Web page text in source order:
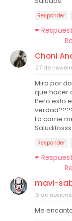
Responder
Choni
27 de
Mira por
que hacer
Pero esto
La carne
Responder
mavi-
6 de
Me